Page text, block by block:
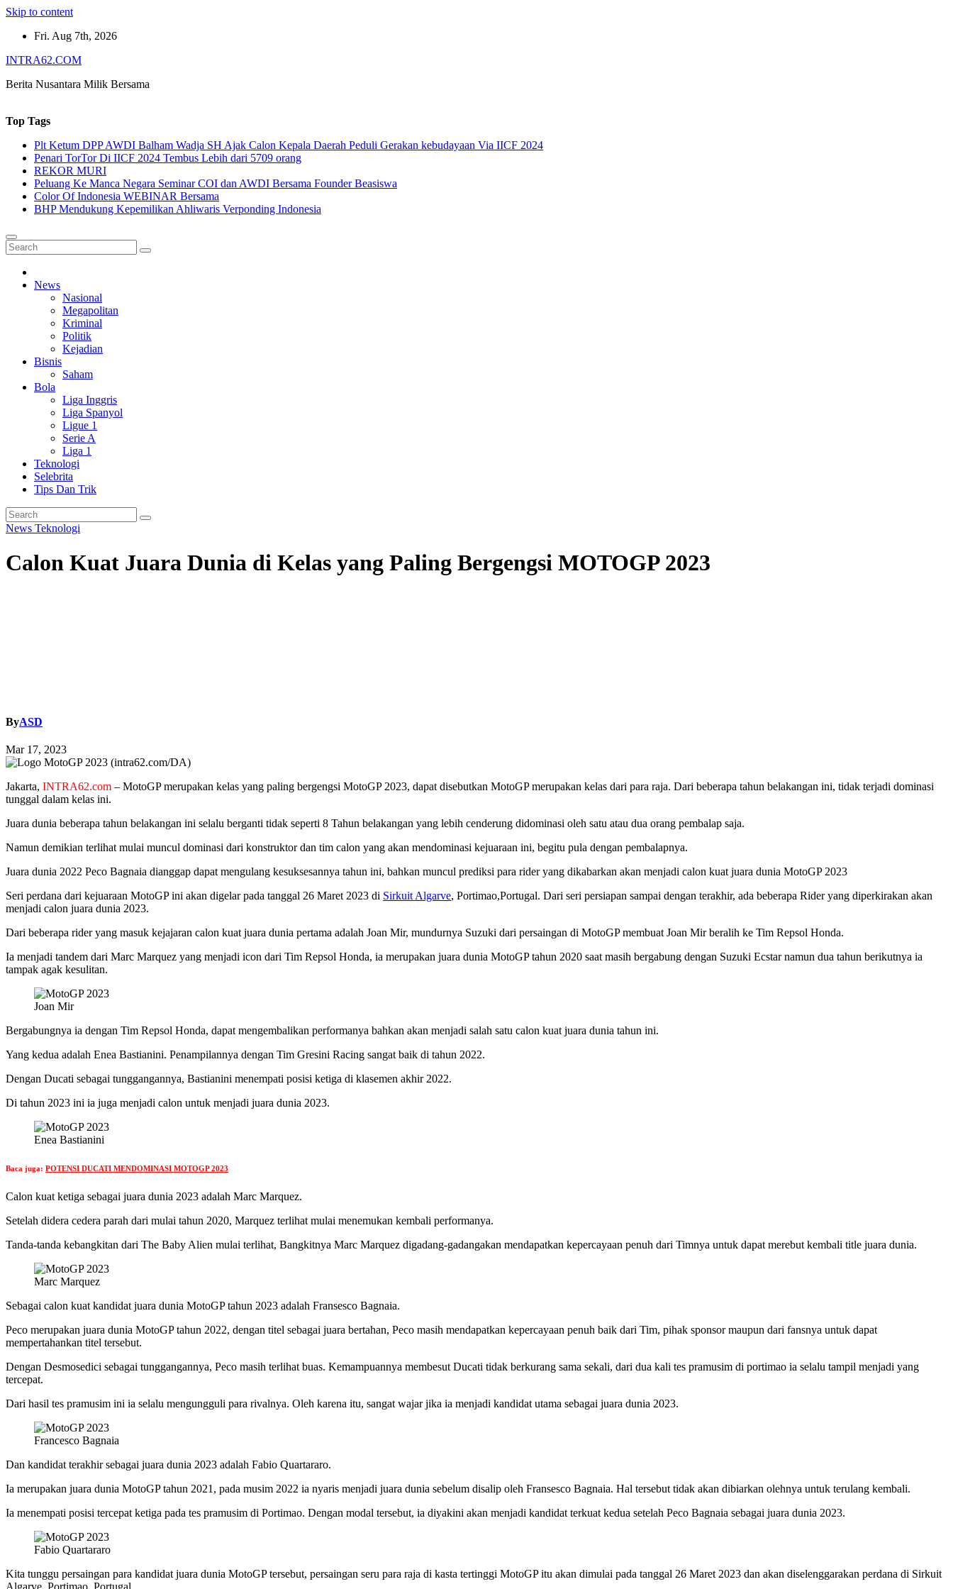
Skip to content
Fri. Aug 7th, 2026
INTRA62.COM
Berita Nusantara Milik Bersama
Top Tags
Plt Ketum DPP AWDI Balham Wadja SH Ajak Calon Kepala Daerah Peduli Gerakan kebudayaan Via IICF 2024
Penari TorTor Di IICF 2024 Tembus Lebih dari 5709 orang
REKOR MURI
Peluang Ke Manca Negara Seminar COI dan AWDI Bersama Founder Beasiswa
Color Of Indonesia WEBINAR Bersama
BHP Mendukung Kepemilikan Ahliwaris Verponding Indonesia
News
Nasional
Megapolitan
Kriminal
Politik
Kejadian
Bisnis
Saham
Bola
Liga Inggris
Liga Spanyol
Ligue 1
Serie A
Liga 1
Teknologi
Selebrita
Tips Dan Trik
News Teknologi
Calon Kuat Juara Dunia di Kelas yang Paling Bergengsi MOTOGP 2023
ByASD
Mar 17, 2023
Jakarta, INTRA62.com – MotoGP merupakan kelas yang paling bergengsi MotoGP 2023, dapat disebutkan MotoGP merupakan kelas dari para raja. Dari beberapa tahun belakangan ini, tidak terjadi dominasi
tunggal dalam kelas ini.
Juara dunia beberapa tahun belakangan ini selalu berganti tidak seperti 8 Tahun belakangan yang lebih cenderung didominasi oleh satu atau dua orang pembalap saja.
Namun demikian terlihat mulai muncul dominasi dari konstruktor dan tim calon yang akan mendominasi kejuaraan ini, begitu pula dengan pembalapnya.
Juara dunia 2022 Peco Bagnaia dianggap dapat mengulang kesuksesannya tahun ini, bahkan muncul prediksi para rider yang dikabarkan akan menjadi calon kuat juara dunia MotoGP 2023
Seri perdana dari kejuaraan MotoGP ini akan digelar pada tanggal 26 Maret 2023 di Sirkuit Algarve, Portimao,Portugal. Dari seri persiapan sampai dengan terakhir, ada beberapa Rider yang diperkirakan akan
menjadi calon juara dunia 2023.
Dari beberapa rider yang masuk kejajaran calon kuat juara dunia pertama adalah Joan Mir, mundurnya Suzuki dari persaingan di MotoGP membuat Joan Mir beralih ke Tim Repsol Honda.
Ia menjadi tandem dari Marc Marquez yang menjadi icon dari Tim Repsol Honda, ia merupakan juara dunia MotoGP tahun 2020 saat masih bergabung dengan Suzuki Ecstar namun dua tahun berikutnya ia
tampak agak kesulitan.
Joan Mir
Bergabungnya ia dengan Tim Repsol Honda, dapat mengembalikan performanya bahkan akan menjadi salah satu calon kuat juara dunia tahun ini.
Yang kedua adalah Enea Bastianini. Penampilannya dengan Tim Gresini Racing sangat baik di tahun 2022.
Dengan Ducati sebagai tunggangannya, Bastianini menempati posisi ketiga di klasemen akhir 2022.
Di tahun 2023 ini ia juga menjadi calon untuk menjadi juara dunia 2023.
Enea Bastianini
Baca juga: POTENSI DUCATI MENDOMINASI MOTOGP 2023
Calon kuat ketiga sebagai juara dunia 2023 adalah Marc Marquez.
Setelah didera cedera parah dari mulai tahun 2020, Marquez terlihat mulai menemukan kembali performanya.
Tanda-tanda kebangkitan dari The Baby Alien mulai terlihat, Bangkitnya Marc Marquez digadang-gadangakan mendapatkan kepercayaan penuh dari Timnya untuk dapat merebut kembali title juara dunia.
Marc Marquez
Sebagai calon kuat kandidat juara dunia MotoGP tahun 2023 adalah Fransesco Bagnaia.
Peco merupakan juara dunia MotoGP tahun 2022, dengan titel sebagai juara bertahan, Peco masih mendapatkan kepercayaan penuh baik dari Tim, pihak sponsor maupun dari fansnya untuk dapat
mempertahankan titel tersebut.
Dengan Desmosedici sebagai tunggangannya, Peco masih terlihat buas. Kemampuannya membesut Ducati tidak berkurang sama sekali, dari dua kali tes pramusim di portimao ia selalu tampil menjadi yang
tercepat.
Dari hasil tes pramusim ini ia selalu mengungguli para rivalnya. Oleh karena itu, sangat wajar jika ia menjadi kandidat utama sebagai juara dunia 2023.
Francesco Bagnaia
Dan kandidat terakhir sebagai juara dunia 2023 adalah Fabio Quartararo.
Ia merupakan juara dunia MotoGP tahun 2021, pada musim 2022 ia nyaris menjadi juara dunia sebelum disalip oleh Fransesco Bagnaia. Hal tersebut tidak akan dibiarkan olehnya untuk terulang kembali.
Ia menempati posisi tercepat ketiga pada tes pramusim di Portimao. Dengan modal tersebut, ia diyakini akan menjadi kandidat terkuat kedua setelah Peco Bagnaia sebagai juara dunia 2023.
Fabio Quartararo
Kita tunggu persaingan para kandidat juara dunia MotoGP tersebut, persaingan seru para raja di kasta tertinggi MotoGP itu akan dimulai pada tanggal 26 Maret 2023 dan akan diselenggarakan perdana di Sirkuit